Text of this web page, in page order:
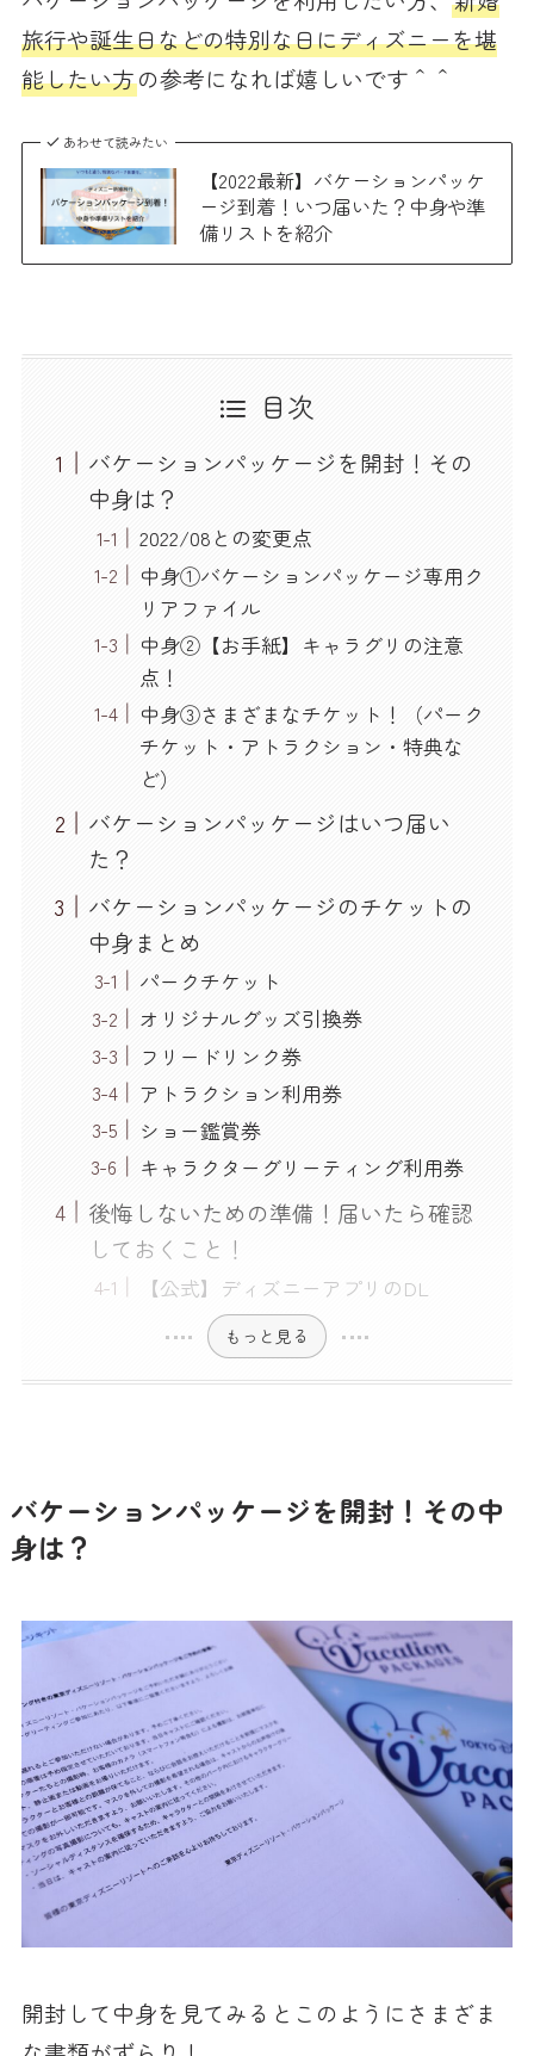
旅行や誕生日などの特別な日にディズニーを堪
能したい方の参考になれば嬉しいです＾＾
あわせて読みたい
【2022最新】バケーションパッケ
ージ到着！いつ届いた？中身や準
備リストを紹介
目次
バケーションパッケージを開封！その
中身は？
2022/08との変更点
中身①バケーションパッケージ専用ク
リアファイル
中身②【お手紙】キャラグリの注意
点！
中身③さまざまなチケット！（パーク
チケット・アトラクション・特典な
ど）
バケーションパッケージはいつ届い
た？
バケーションパッケージのチケットの
中身まとめ
パークチケット
オリジナルグッズ引換券
フリードリンク券
アトラクション利用券
ショー鑑賞券
キャラクターグリーティング利用券
後悔しないための準備！届いたら確認
しておくこと！
【公式】ディズニーアプリのDL
もっと見る
バケーションパッケージを開封！その中
身は？
開封して中身を見てみるとこのようにさまざま